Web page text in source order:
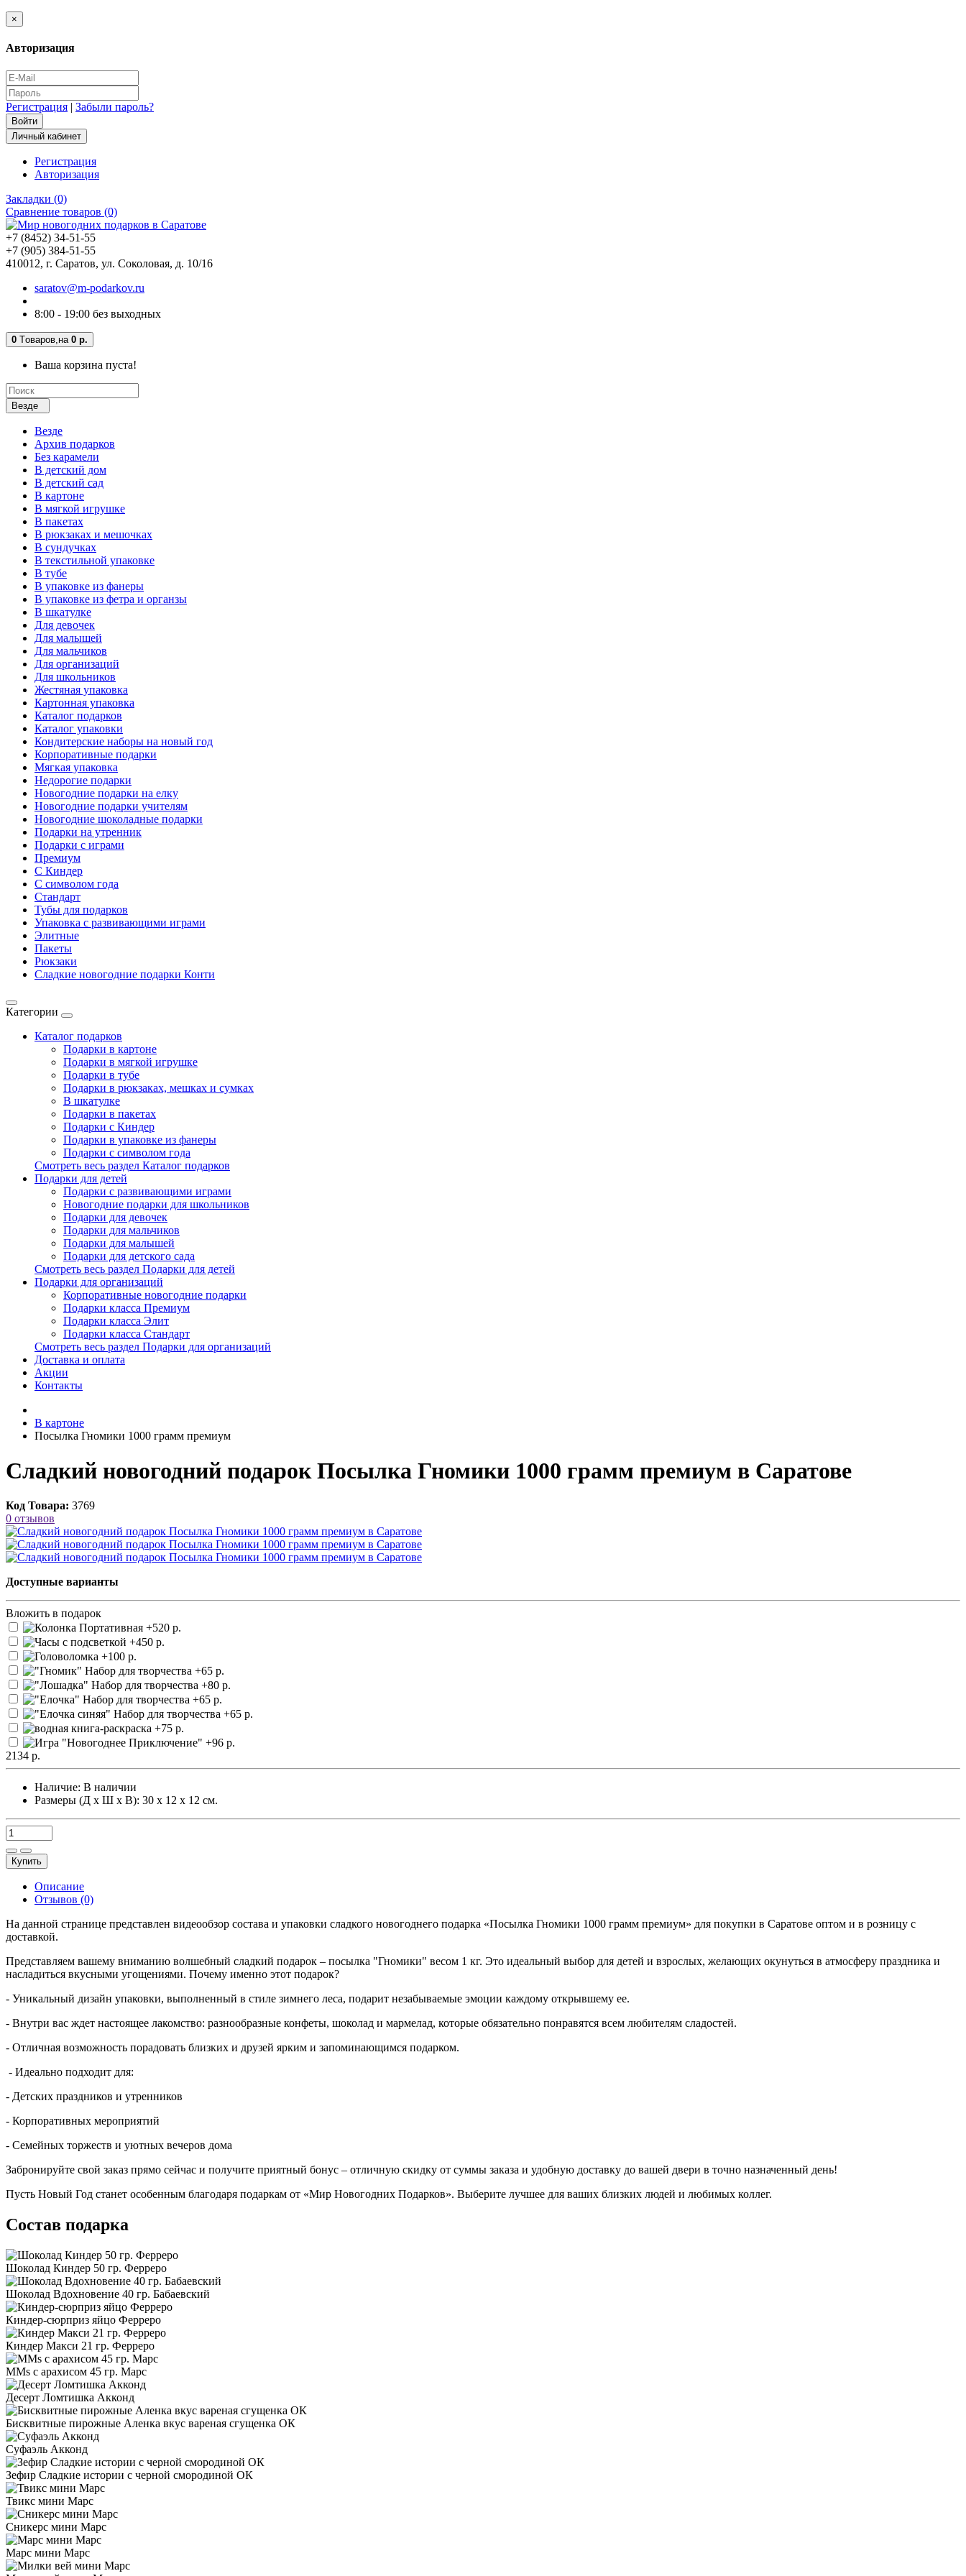
×
Авторизация
Регистрация | Забыли пароль?
Личный кабинет
Регистрация
Авторизация
Закладки (0)
Сравнение товаров (0)
+7 (8452) 34-51-55
+7 (905) 384-51-55
410012, г. Саратов, ул. Соколовая, д. 10/16
saratov@m-podarkov.ru
8:00 - 19:00 без выходных
0 Tоваров, на 0 р.
Ваша корзина пуста!
Везде
Везде
Архив подарков
Без карамели
В детский дом
В детский сад
В картоне
В мягкой игрушке
В пакетах
В рюкзаках и мешочках
В сундучках
В текстильной упаковке
В тубе
В упаковке из фанеры
В упаковке из фетра и органзы
В шкатулке
Для девочек
Для малышей
Для мальчиков
Для организаций
Для школьников
Жестяная упаковка
Картонная упаковка
Каталог подарков
Каталог упаковки
Кондитерские наборы на новый год
Корпоративные подарки
Мягкая упаковка
Недорогие подарки
Новогодние подарки на елку
Новогодние подарки учителям
Новогодние шоколадные подарки
Подарки на утренник
Подарки с играми
Премиум
С Киндер
С символом года
Стандарт
Тубы для подарков
Упаковка с развивающими играми
Элитные
Пакеты
Рюкзаки
Сладкие новогодние подарки Конти
Категории
Каталог подарков
Подарки в картоне
Подарки в мягкой игрушке
Подарки в тубе
Подарки в рюкзаках, мешках и сумках
В шкатулке
Подарки в пакетах
Подарки с Киндер
Подарки в упаковке из фанеры
Подарки с символом года
Смотреть весь раздел Каталог подарков
Подарки для детей
Подарки с развивающими играми
Новогодние подарки для школьников
Подарки для девочек
Подарки для мальчиков
Подарки для малышей
Подарки для детского сада
Смотреть весь раздел Подарки для детей
Подарки для организаций
Корпоративные новогодние подарки
Подарки класса Премиум
Подарки класса Элит
Подарки класса Стандарт
Смотреть весь раздел Подарки для организаций
Доставка и оплата
Акции
Контакты
В картоне
Посылка Гномики 1000 грамм премиум
Сладкий новогодний подарок Посылка Гномики 1000 грамм премиум в Саратове
Код Товара: 3769
0 отзывов
Доступные варианты
Вложить в подарок
2134 р.
Наличие: В наличии
Размеры (Д х Ш х В): 30 х 12 х 12 см.
Купить
Описание
Отзывов (0)
На данной странице представлен видеообзор состава и упаковки сладкого новогоднего подарка «Посылка Гномики 1000 грамм премиум» для покупки в Саратове оптом и в розницу с
доставкой.
Представляем вашему вниманию волшебный сладкий подарок – посылка "Гномики" весом 1 кг. Это идеальный выбор для детей и взрослых, желающих окунуться в атмосферу праздника и
насладиться вкусными угощениями. Почему именно этот подарок?
- Уникальный дизайн упаковки, выполненный в стиле зимнего леса, подарит незабываемые эмоции каждому открывшему ее.
- Внутри вас ждет настоящее лакомство: разнообразные конфеты, шоколад и мармелад, которые обязательно понравятся всем любителям сладостей.
- Отличная возможность порадовать близких и друзей ярким и запоминающимся подарком.
- Идеально подходит для:
- Детских праздников и утренников
- Корпоративных мероприятий
- Семейных торжеств и уютных вечеров дома
Забронируйте свой заказ прямо сейчас и получите приятный бонус – отличную скидку от суммы заказа и удобную доставку до вашей двери в точно назначенный день!
Пусть Новый Год станет особенным благодаря подаркам от «Мир Новогодних Подарков». Выберите лучшее для ваших близких людей и любимых коллег.
Состав подарка
Шоколад Киндер 50 гр. Ферреро
Шоколад Вдохновение 40 гр. Бабаевский
Киндер-сюрприз яйцо Ферреро
Киндер Макси 21 гр. Ферреро
MMs с арахисом 45 гр. Марс
Десерт Ломтишка Акконд
Бисквитные пирожные Аленка вкус вареная сгущенка ОК
Суфаэль Акконд
Зефир Сладкие истории с черной смородиной ОК
Твикс мини Марс
Сникерс мини Марс
Марс мини Марс